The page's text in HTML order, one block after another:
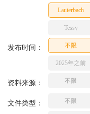
Lauterbach
Tessy
发布时间： 不限
2025年之前
资料来源： 不限
文件类型： 不限